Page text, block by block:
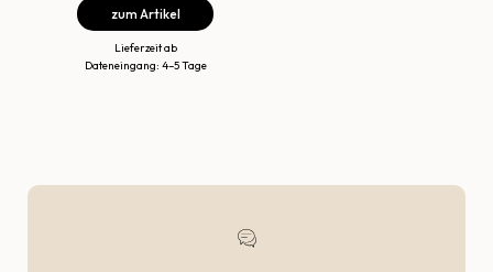
zum Artikel
Lieferzeit ab
Dateneingang: 4–5 Tage